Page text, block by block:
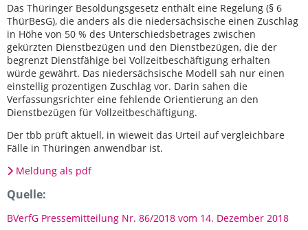
Das Thüringer Besoldungsgesetz enthält eine Regelung (§ 6
ThürBesG), die anders als die niedersächsische einen Zuschlag
in Höhe von 50 % des Unterschiedsbetrages zwischen
gekürzten Dienstbezügen und den Dienstbezügen, die der
begrenzt Dienstfähige bei Vollzeitbeschäftigung erhalten
würde gewährt. Das niedersächsische Modell sah nur einen
einstellig prozentigen Zuschlag vor. Darin sahen die
Verfassungsrichter eine fehlende Orientierung an den
Dienstbezügen für Vollzeitbeschäftigung.
Der tbb prüft aktuell, in wieweit das Urteil auf vergleichbare
Fälle in Thüringen anwendbar ist.
Meldung als pdf
Quelle:
BVerfG Pressemitteilung Nr. 86/2018 vom 14. Dezember 2018